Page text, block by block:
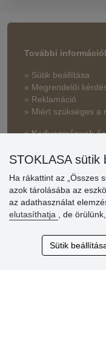
További
» Sütik beállítása
» Megrendelői
» Reklamáció
» Miért szükséges a
» Kedvezmények
Vásárlók
Excellent service
STOKLASA sütik
Ha rákattint az „Összes
azok tárolásába az
az adathasználat
elutasíthatja
, de
Sütik